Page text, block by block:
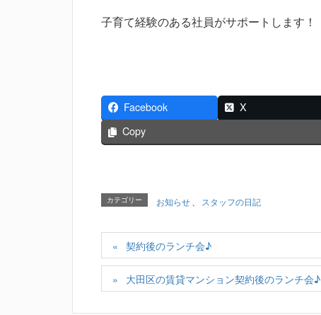
子育て経験のある社員がサポートします！
Facebook X
Copy
カテゴリー お知らせ、 スタッフの日記
契約後のランチ会♪
大田区の賃貸マンション契約後のランチ会♪